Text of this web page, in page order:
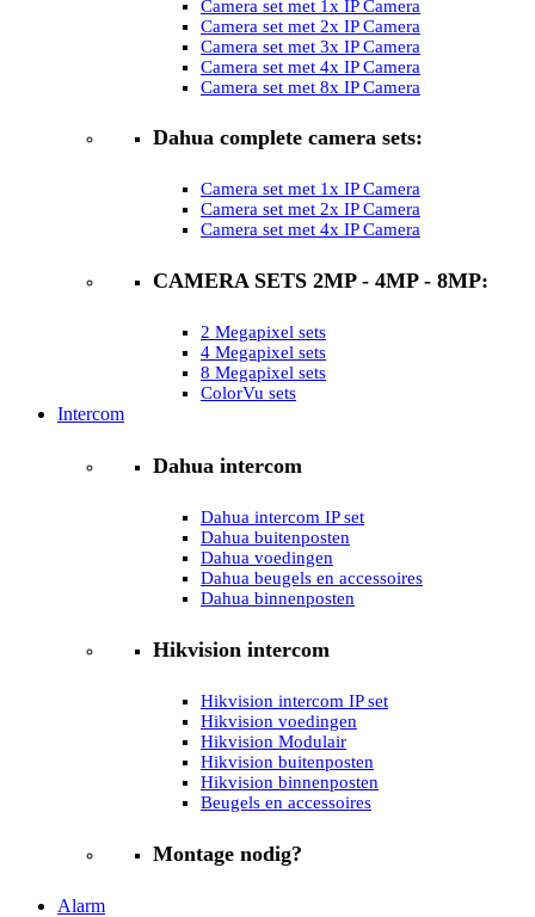
Camera set met 1x IP Camera
Camera set met 2x IP Camera
Camera set met 3x IP Camera
Camera set met 4x IP Camera
Camera set met 8x IP Camera
Dahua complete camera sets:
Camera set met 1x IP Camera
Camera set met 2x IP Camera
Camera set met 4x IP Camera
CAMERA SETS 2MP - 4MP - 8MP:
2 Megapixel sets
4 Megapixel sets
8 Megapixel sets
ColorVu sets
Intercom
Dahua intercom
Dahua intercom IP set
Dahua buitenposten
Dahua voedingen
Dahua beugels en accessoires
Dahua binnenposten
Hikvision intercom
Hikvision intercom IP set
Hikvision voedingen
Hikvision Modulair
Hikvision buitenposten
Hikvision binnenposten
Beugels en accessoires
Montage nodig?
Alarm